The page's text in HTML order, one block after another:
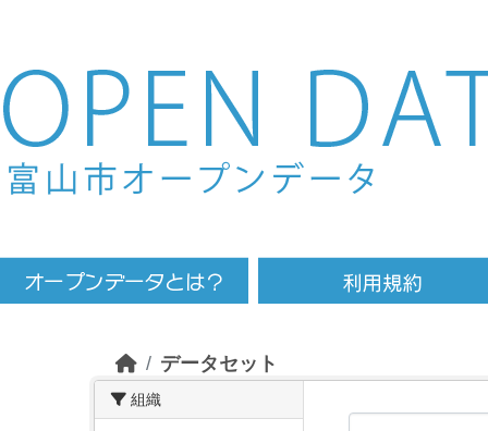
Skip to main content
データセット
組織